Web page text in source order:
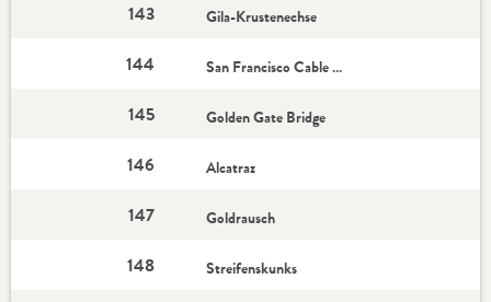
143 Gila-Krustenechse
144 San Francisco Cable Car
145 Golden Gate Bridge
146 Alcatraz
147 Goldrausch
148 Streifenskunks